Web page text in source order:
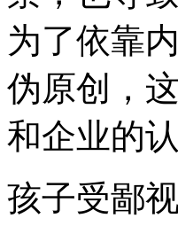
为了依靠
伪原创，
和企业的认
孩子受鄙视